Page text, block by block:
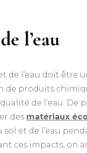
l’eau
de l’eau doit être
de produits
de l’eau. De
des matériaux
et de l’eau
ces impacts, on